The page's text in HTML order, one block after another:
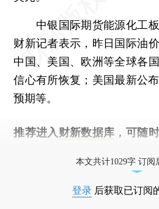
中银国际期货能源化工板
财新记者表示，昨日国际油
中国、美国、欧洲等全球各
信心有所恢复；美国最新公
预期等。
推荐进入 财新数据库 ，可随
本文共计1029字 订阅
登录 后获取已订阅